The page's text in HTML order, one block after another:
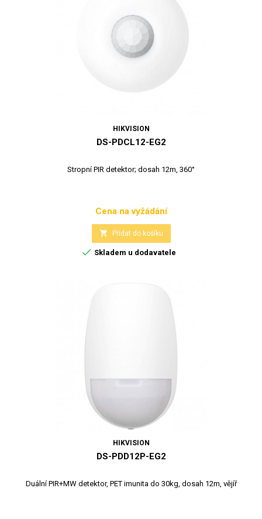
HIKVISION
DS-PDCL12-EG2
Stropní PIR detektor; dosah 12m, 360°
Cena
Cena na vyžádání
 Přidat do košíku
 Skladem u dodavatele
HIKVISION
DS-PDD12P-EG2
Duální PIR+MW detektor, PET imunita do 30kg, dosah 12m, vějíř